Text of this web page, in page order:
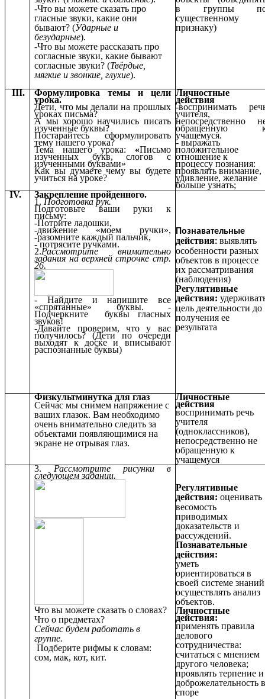
-Что вы можете сказать про
гласные звуки, какие они
бывают? (Ударные и
безударные).
-Что вы можете рассказать про
согласные звуки, какие бывают
согласные звуки? (Твёрдые,
мягкие и звонкие, глухие).
в группы
существенному
признаку)
III. Формулировка темы и цели
урока.
Дети, что мы делали на прошлых
уроках письма?
А мы хорошо научились писать
изученные буквы?
Постарайтесь сформулировать
тему нашего урока?
Тема нашего урока: «Письмо
изученных букв, слогов с
изученными буквами»
Как вы думаете чему вы будете
учиться на уроке?
Личностные
действия
-воспринимать
учителя,
непосредственно
обращенную
учащемуся.
- выражать
положительное
отношение к
процессу познания:
проявлять внимание,
удивление, желание
больше узнать;
IV.
Закрепление пройденного.
1. Подготовка рук.
Подготовьте ваши руки к
письму:
-Потрите ладошки,
-движение «моем ручки»,
-разомните каждый пальчик,
- потрясите ручками.
2.Рассмотрите внимательно
задания на верхней строчке стр.
26.
- Найдите и напишите все
«спрятанные» буквы. -
Подчеркните буквы гласных
звуков!
-Давайте проверим, что у вас
получилось? (Дети по очереди
выходят к доске и вписывают
распознанные буквы)
Познавательные
действия: выявлять
особенности разных
объектов в процессе
их рассматривания
(наблюдения)
Регулятивные
действия:
цель деятельности до
получения ее
результата
Физкультминутка для глаз
Сейчас мы снимем напряжение с
ваших глазок. Вам необходимо
очень внимательно следить за
объектами появляющимися на
экране не отрывая глаз.
Личностные
действия
воспринимать речь
учителя
(одноклассников),
непосредственно не
обращенную к
учащемуся
3.Рассмотрите рисунки в
следующем задании.
Что вы можете сказать о словах?
Что о предметах?
Сейчас будем работать в
группе.
Подберите рифмы к словам:
сом, мак, кот, кит.
Регулятивные
действия: оценивать
весомость
приводимых
доказательств и
рассуждений.
Познавательные
действия:
уметь
ориентироваться в
своей системе
осуществлять анализ
объектов.
Личностные
действия:
применять правила
делового
сотрудничества:
считаться с мнением
другого человека;
проявлять терпение и
доброжелательность в
споре